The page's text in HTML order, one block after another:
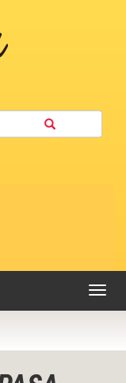
Toggle